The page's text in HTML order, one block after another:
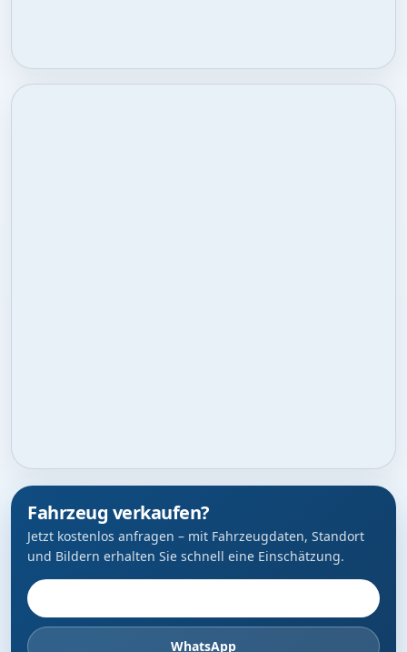
Fahrzeug verkaufen?
Jetzt kostenlos anfragen – mit Fahrzeugdaten, Standort
und Bildern erhalten Sie schnell eine Einschätzung.
WhatsApp